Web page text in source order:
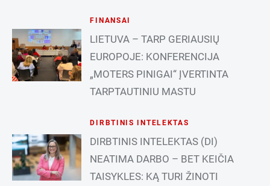
FINANSAI
LIETUVA – TARP GERIAUSIŲ
EUROPOJE: KONFERENCIJA
„MOTERS PINIGAI“ ĮVERTINTA
TARPTAUTINIU MASTU
DIRBTINIS INTELEKTAS
DIRBTINIS INTELEKTAS (DI)
NEATIMA DARBO – BET KEIČIA
TAISYKLES: KĄ TURI ŽINOTI